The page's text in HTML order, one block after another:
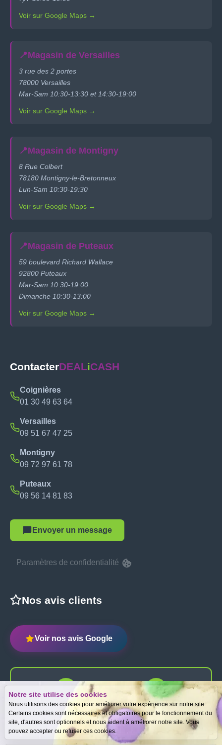
Notre site utilise des cookies
Nous utilisons des cookies pour améliorer votre expérience sur notre site.
Certains cookies sont nécessaires et obligatoires pour le fonctionnement du
site, d'autres sont optionnels et nous aident à améliorer notre site. Vous
pouvez accepter ou refuser ces cookies.
Voir sur Google Maps →
📍Magasin de Versailles
3 rue des 2 portes
78000 Versailles
Mar-Sam 10:30-13:30 et 14:30-19:00
Voir sur Google Maps →
📍Magasin de Montigny
8 Rue Colbert
78180 Montigny-le-Bretonneux
Lun-Sam 10:30-19:30
Voir sur Google Maps →
📍Magasin de Puteaux
59 boulevard Richard Wallace
92800 Puteaux
Mar-Sam 10:30-19:00
Dimanche 10:30-13:00
Voir sur Google Maps →
ContacterDEALiCASH
Coignières
01 30 49 63 64
Versailles
09 51 67 47 25
Montigny
09 72 97 61 78
Puteaux
09 56 14 81 83
Envoyer un message
Paramètres de confidentialité
Nos avis clients
Voir nos avis Google
Expertise
gratuite
Meilleurs prix
garantis
Paiement